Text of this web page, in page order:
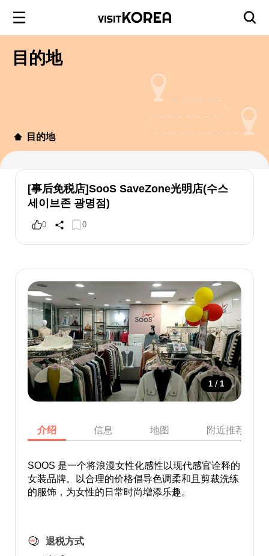
目的地
目的地
[事后免税店]SooS SaveZone光明店(수스
세이브존 광명점)
0 0
1 / 1
介绍 信息 地图 附近推荐景点
SOOS 是一个将浪漫女性化感性以现代感官诠释的
女装品牌。以合理的价格倡导色调柔和且剪裁洗练
的服饰，为女性的日常时尚增添乐趣。
退税方式